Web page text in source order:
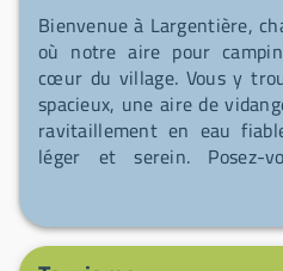
Bienvenue à Largentière,
où notre aire pour
cœur du village. Vous y
spacieux, une aire de
ravitaillement en eau
léger et serein. Posez-
pittoresque et partez à la